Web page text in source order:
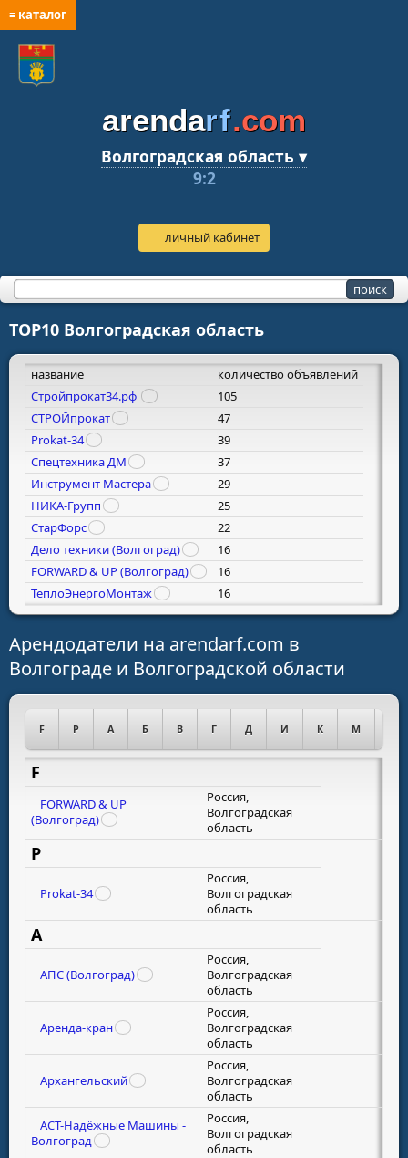
≡ каталог
arendarf.com
Волгоградская область ▾
9:2
личный кабинет
TOP10 Волгоградская область
название
количество объявлений
Стройпрокат34.рф
105
СТРОЙпрокат
47
Prokat-34
39
Спецтехника ДМ
37
Инструмент Мастера
29
НИКА-Групп
25
СтарФорс
22
Дело техники (Волгоград)
16
FORWARD & UP (Волгоград)
16
ТеплоЭнергоМонтаж
16
Арендодатели на arendarf.com в
Волгограде и Волгоградской области
F P А Б В Г Д И К М
F
FORWARD & UP
(Волгоград)
Россия,
Волгоградская
область
P
Prokat-34
Россия,
Волгоградская
область
А
АПС (Волгоград)
Россия,
Волгоградская
область
Аренда-кран
Россия,
Волгоградская
область
Архангельский
Россия,
Волгоградская
область
АСТ-Надёжные Машины -
Волгоград
Россия,
Волгоградская
область